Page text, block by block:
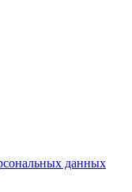
данных